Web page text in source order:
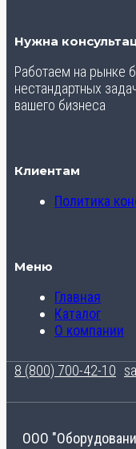
Нужна
Работаем на рынке
нестандартных
вашего бизнеса
Клиентам
Политика
Меню
Главная
Каталог
О компании
8 (800) 700-42-10
ООО